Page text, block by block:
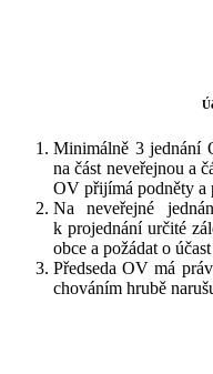
Minimálně 3 jednání
na část neveřejnou a
OV přijímá podněty a
Na neveřejné
k projednání určité
obce a požádat o
Předseda OV má
chováním hrubě